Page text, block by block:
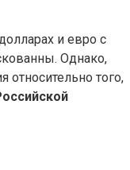
и евро с
Однако,
относительно того,